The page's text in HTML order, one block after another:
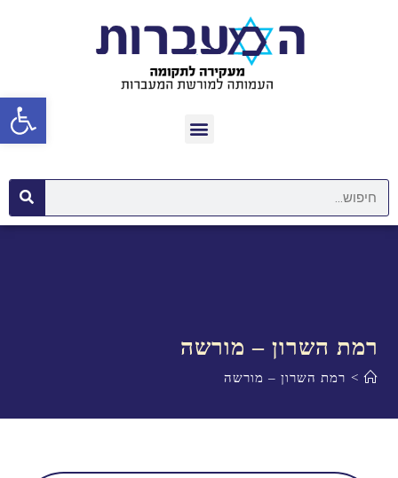
רמת השרון – מורשה
> רמת השרון – מורשה
פתח סרגל נגישות